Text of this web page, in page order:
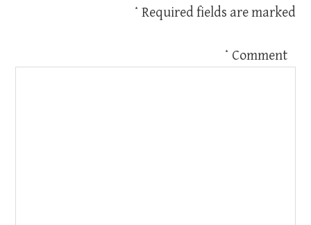
Required fields are marked
*
Comment
*